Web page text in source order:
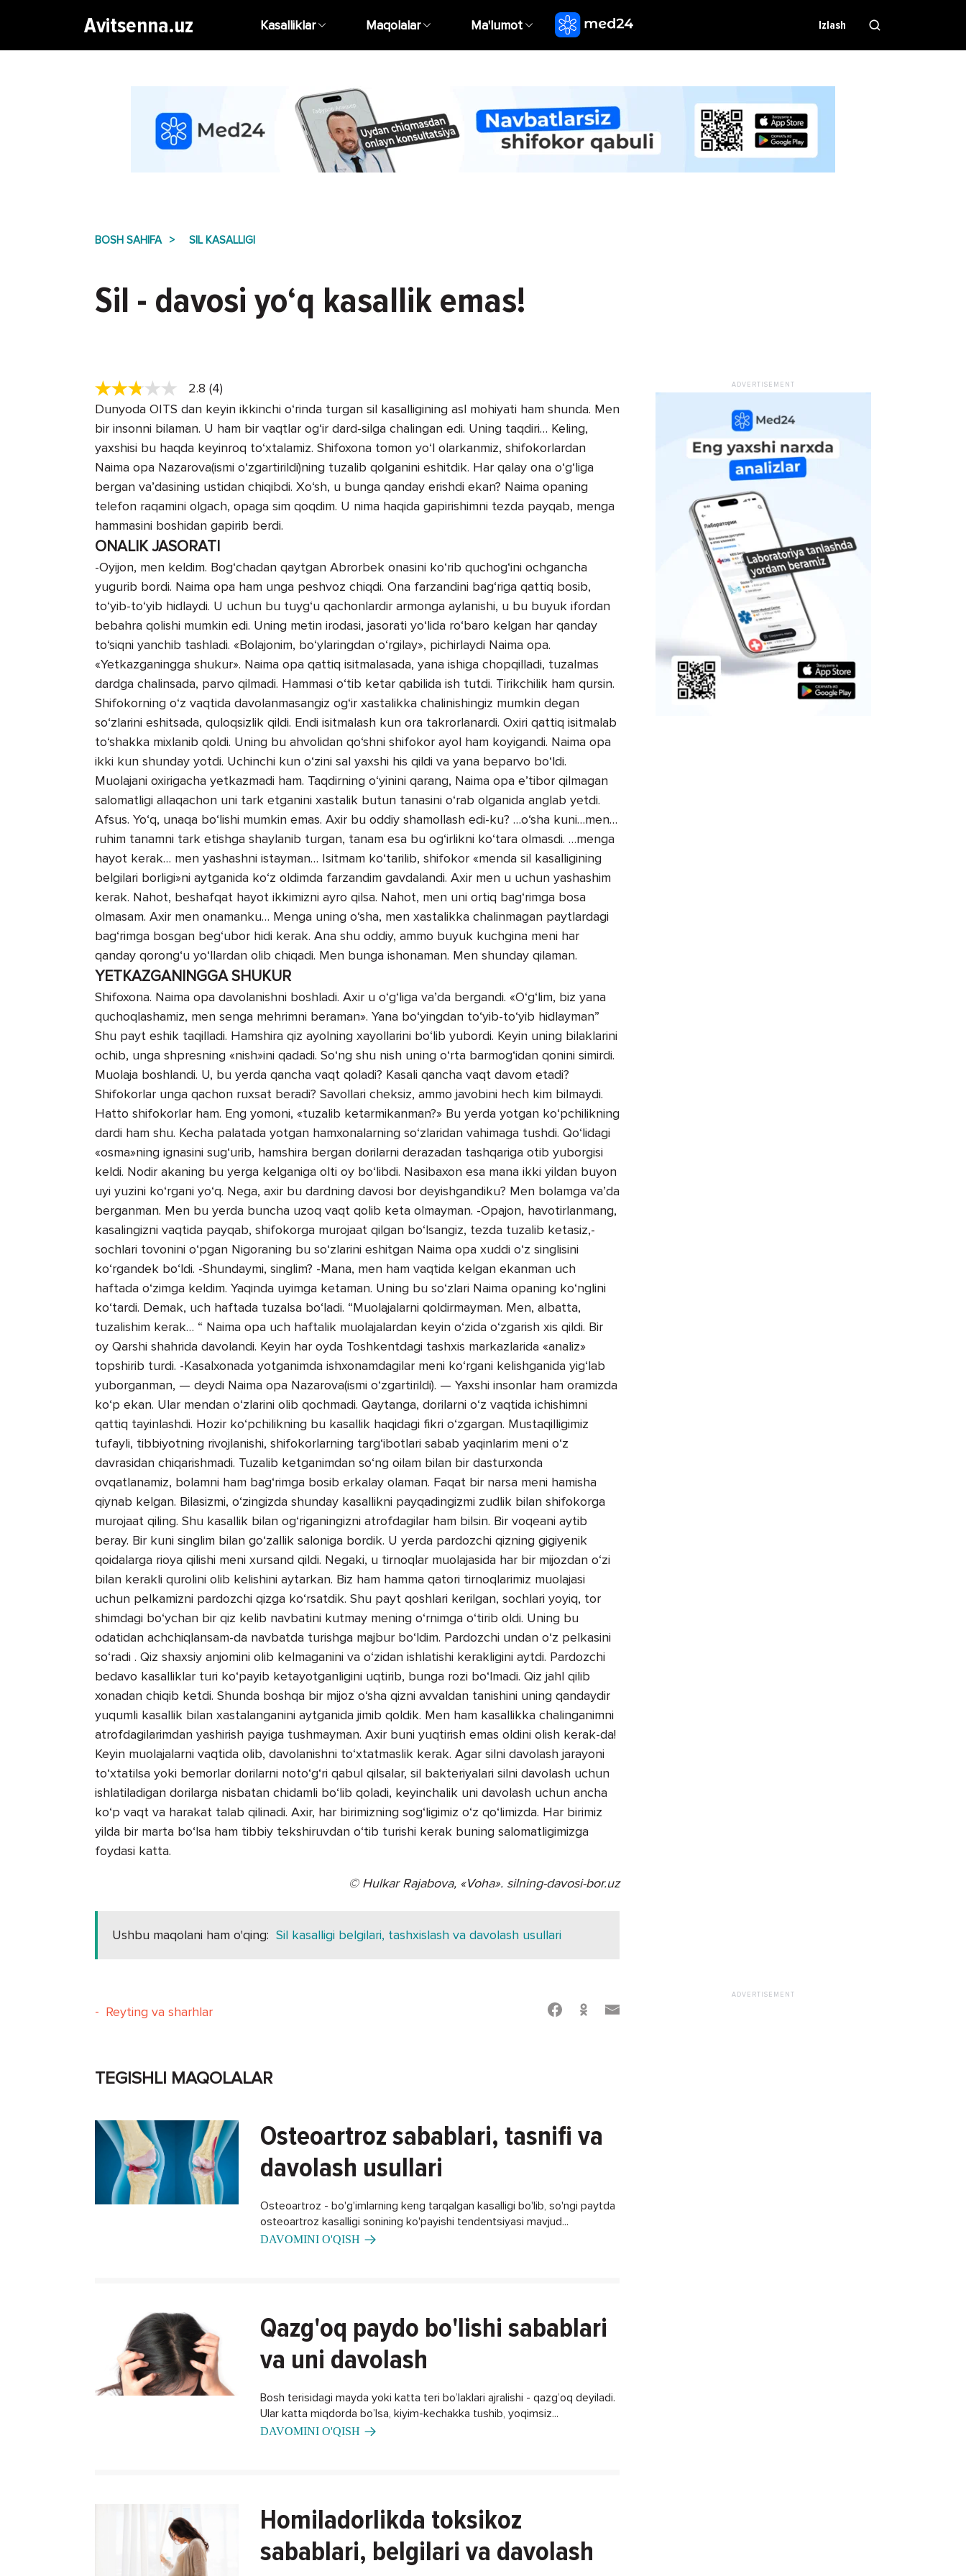
Avitsenna.uz Kasalliklar Maqolalar Ma'lumot Izlash
BOSH SAHIFA SIL KASALLIGI
Sil - davosi yo‘q kasallik emas!
2.8 (4)
Dunyoda OITS dan keyin ikkinchi o‘rinda turgan sil kasalligining asl mohiyati ham shunda. Men
bir insonni bilaman. U ham bir vaqtlar og‘ir dard-silga chalingan edi. Uning taqdiri… Keling,
yaxshisi bu haqda keyinroq to‘xtalamiz. Shifoxona tomon yo‘l olarkanmiz, shifokorlardan
Naima opa Nazarova(ismi o‘zgartirildi)ning tuzalib qolganini eshitdik. Har qalay ona o‘g‘liga
bergan va’dasining ustidan chiqibdi. Xo‘sh, u bunga qanday erishdi ekan? Naima opaning
telefon raqamini olgach, opaga sim qoqdim. U nima haqida gapirishimni tezda payqab, menga
hammasini boshidan gapirib berdi.
ONALIK JASORATI
-Oyijon, men keldim. Bog‘chadan qaytgan Abrorbek onasini ko‘rib quchog‘ini ochgancha
yugurib bordi. Naima opa ham unga peshvoz chiqdi. Ona farzandini bag‘riga qattiq bosib,
to‘yib-to‘yib hidlaydi. U uchun bu tuyg‘u qachonlardir armonga aylanishi, u bu buyuk ifordan
bebahra qolishi mumkin edi. Uning metin irodasi, jasorati yo‘lida ro‘baro kelgan har qanday
to‘siqni yanchib tashladi. «Bolajonim, bo‘ylaringdan o‘rgilay», pichirlaydi Naima opa.
«Yetkazganingga shukur». Naima opa qattiq isitmalasada, yana ishiga chopqilladi, tuzalmas
dardga chalinsada, parvo qilmadi. Hammasi o‘tib ketar qabilida ish tutdi. Tirikchilik ham qursin.
Shifokorning o‘z vaqtida davolanmasangiz og‘ir xastalikka chalinishingiz mumkin degan
so‘zlarini eshitsada, quloqsizlik qildi. Endi isitmalash kun ora takrorlanardi. Oxiri qattiq isitmalab
to‘shakka mixlanib qoldi. Uning bu ahvolidan qo‘shni shifokor ayol ham koyigandi. Naima opa
ikki kun shunday yotdi. Uchinchi kun o‘zini sal yaxshi his qildi va yana beparvo bo‘ldi.
Muolajani oxirigacha yetkazmadi ham. Taqdirning o‘yinini qarang, Naima opa e’tibor qilmagan
salomatligi allaqachon uni tark etganini xastalik butun tanasini o‘rab olganida anglab yetdi.
Afsus. Yo‘q, unaqa bo‘lishi mumkin emas. Axir bu oddiy shamollash edi-ku? …o‘sha kuni…men…
ruhim tanamni tark etishga shaylanib turgan, tanam esa bu og‘irlikni ko‘tara olmasdi. …menga
hayot kerak… men yashashni istayman… Isitmam ko‘tarilib, shifokor «menda sil kasalligining
belgilari borligi»ni aytganida ko‘z oldimda farzandim gavdalandi. Axir men u uchun yashashim
kerak. Nahot, beshafqat hayot ikkimizni ayro qilsa. Nahot, men uni ortiq bag‘rimga bosa
olmasam. Axir men onamanku… Menga uning o‘sha, men xastalikka chalinmagan paytlardagi
bag‘rimga bosgan beg‘ubor hidi kerak. Ana shu oddiy, ammo buyuk kuchgina meni har
qanday qorong‘u yo‘llardan olib chiqadi. Men bunga ishonaman. Men shunday qilaman.
YETKAZGANINGGA SHUKUR
Shifoxona. Naima opa davolanishni boshladi. Axir u o‘g‘liga va’da bergandi. «O‘g‘lim, biz yana
quchoqlashamiz, men senga mehrimni beraman». Yana bo‘yingdan to‘yib-to‘yib hidlayman”
Shu payt eshik taqilladi. Hamshira qiz ayolning xayollarini bo‘lib yubordi. Keyin uning bilaklarini
ochib, unga shpresning «nish»ini qadadi. So‘ng shu nish uning o‘rta barmog‘idan qonini simirdi.
Muolaja boshlandi. U, bu yerda qancha vaqt qoladi? Kasali qancha vaqt davom etadi?
Shifokorlar unga qachon ruxsat beradi? Savollari cheksiz, ammo javobini hech kim bilmaydi.
Hatto shifokorlar ham. Eng yomoni, «tuzalib ketarmikanman?» Bu yerda yotgan ko‘pchilikning
dardi ham shu. Kecha palatada yotgan hamxonalarning so‘zlaridan vahimaga tushdi. Qo‘lidagi
«osma»ning ignasini sug‘urib, hamshira bergan dorilarni derazadan tashqariga otib yuborgisi
keldi. Nodir akaning bu yerga kelganiga olti oy bo‘libdi. Nasibaxon esa mana ikki yildan buyon
uyi yuzini ko‘rgani yo‘q. Nega, axir bu dardning davosi bor deyishgandiku? Men bolamga va’da
berganman. Men bu yerda buncha uzoq vaqt qolib keta olmayman. -Opajon, havotirlanmang,
kasalingizni vaqtida payqab, shifokorga murojaat qilgan bo‘lsangiz, tezda tuzalib ketasiz,-
sochlari tovonini o‘pgan Nigoraning bu so‘zlarini eshitgan Naima opa xuddi o‘z singlisini
ko‘rgandek bo‘ldi. -Shundaymi, singlim? -Mana, men ham vaqtida kelgan ekanman uch
haftada o‘zimga keldim. Yaqinda uyimga ketaman. Uning bu so‘zlari Naima opaning ko‘nglini
ko‘tardi. Demak, uch haftada tuzalsa bo‘ladi. “Muolajalarni qoldirmayman. Men, albatta,
tuzalishim kerak… “ Naima opa uch haftalik muolajalardan keyin o‘zida o‘zgarish xis qildi. Bir
oy Qarshi shahrida davolandi. Keyin har oyda Toshkentdagi tashxis markazlarida «analiz»
topshirib turdi. -Kasalxonada yotganimda ishxonamdagilar meni ko‘rgani kelishganida yig‘lab
yuborganman, — deydi Naima opa Nazarova(ismi o‘zgartirildi). — Yaxshi insonlar ham oramizda
ko‘p ekan. Ular mendan o‘zlarini olib qochmadi. Qaytanga, dorilarni o‘z vaqtida ichishimni
qattiq tayinlashdi. Hozir ko‘pchilikning bu kasallik haqidagi fikri o‘zgargan. Mustaqilligimiz
tufayli, tibbiyotning rivojlanishi, shifokorlarning targ‘ibotlari sabab yaqinlarim meni o‘z
davrasidan chiqarishmadi. Tuzalib ketganimdan so‘ng oilam bilan bir dasturxonda
ovqatlanamiz, bolamni ham bag‘rimga bosib erkalay olaman. Faqat bir narsa meni hamisha
qiynab kelgan. Bilasizmi, o‘zingizda shunday kasallikni payqadingizmi zudlik bilan shifokorga
murojaat qiling. Shu kasallik bilan og‘riganingizni atrofdagilar ham bilsin. Bir voqeani aytib
beray. Bir kuni singlim bilan go‘zallik saloniga bordik. U yerda pardozchi qizning gigiyenik
qoidalarga rioya qilishi meni xursand qildi. Negaki, u tirnoqlar muolajasida har bir mijozdan o‘zi
bilan kerakli qurolini olib kelishini aytarkan. Biz ham hamma qatori tirnoqlarimiz muolajasi
uchun pelkamizni pardozchi qizga ko‘rsatdik. Shu payt qoshlari kerilgan, sochlari yoyiq, tor
shimdagi bo‘ychan bir qiz kelib navbatini kutmay mening o‘rnimga o‘tirib oldi. Uning bu
odatidan achchiqlansam-da navbatda turishga majbur bo‘ldim. Pardozchi undan o‘z pelkasini
so‘radi . Qiz shaxsiy anjomini olib kelmaganini va o‘zidan ishlatishi kerakligini aytdi. Pardozchi
bedavo kasalliklar turi ko‘payib ketayotganligini uqtirib, bunga rozi bo‘lmadi. Qiz jahl qilib
xonadan chiqib ketdi. Shunda boshqa bir mijoz o‘sha qizni avvaldan tanishini uning qandaydir
yuqumli kasallik bilan xastalanganini aytganida jimib qoldik. Men ham kasallikka chalinganimni
atrofdagilarimdan yashirish payiga tushmayman. Axir buni yuqtirish emas oldini olish kerak-da!
Keyin muolajalarni vaqtida olib, davolanishni to‘xtatmaslik kerak. Agar silni davolash jarayoni
to‘xtatilsa yoki bemorlar dorilarni noto‘g‘ri qabul qilsalar, sil bakteriyalari silni davolash uchun
ishlatiladigan dorilarga nisbatan chidamli bo‘lib qoladi, keyinchalik uni davolash uchun ancha
ko‘p vaqt va harakat talab qilinadi. Axir, har birimizning sog‘ligimiz o‘z qo‘limizda. Har birimiz
yilda bir marta bo‘lsa ham tibbiy tekshiruvdan o‘tib turishi kerak buning salomatligimizga
foydasi katta.
© Hulkar Rajabova, «Voha». silning-davosi-bor.uz
Ushbu maqolani ham o'qing: Sil kasalligi belgilari, tashxislash va davolash usullari
- Reyting va sharhlar
TEGISHLI MAQOLALAR
Osteoartroz sabablari, tasnifi va
davolash usullari
Osteoartroz - bo'g'imlarning keng tarqalgan kasalligi bo'lib, so'ngi paytda
osteoartroz kasalligi sonining ko'payishi tendentsiyasi mavjud...
DAVOMINI O'QISH
Qazg'oq paydo bo'lishi sabablari
va uni davolash
Bosh terisidagi mayda yoki katta teri bo’laklari ajralishi - qazg’oq deyiladi.
Ular katta miqdorda bo’lsa, kiyim-kechakka tushib, yoqimsiz...
DAVOMINI O'QISH
Homiladorlikda toksikoz
sabablari, belgilari va davolash